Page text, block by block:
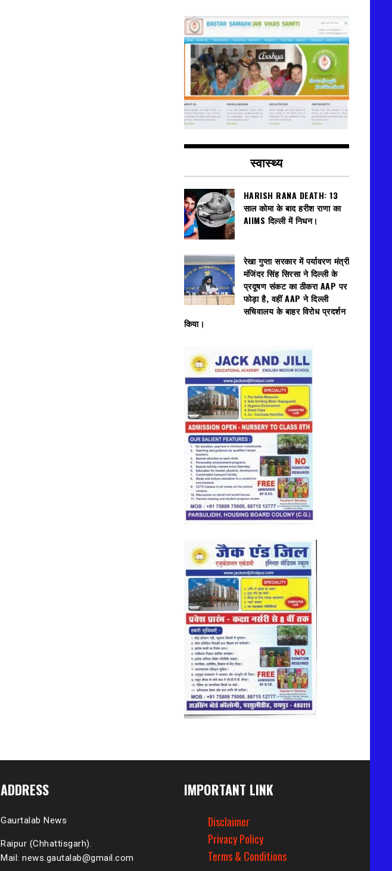
स्वास्थ्य
HARISH RANA DEATH: 13
साल कोमा के बाद हरीश राणा का
AIIMS दिल्ली में निधन।
रेखा गुप्ता सरकार में पर्यावरण मंत्री
मंजिंदर सिंह सिरसा ने दिल्ली के
प्रदूषण संकट का ठीकरा AAP पर
फोड़ा है, वहीं AAP ने दिल्ली
सचिवालय के बाहर विरोध प्रदर्शन
किया।
ADDRESS
Gaurtalab News
Raipur (Chhattisgarh).
Mail: news.gautalab@gmail.com
IMPORTANT LINK
Disclaimer
Privacy Policy
Terms & Conditions